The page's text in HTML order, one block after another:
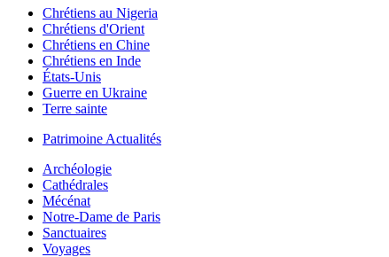
Chrétiens au Nigeria
Chrétiens d'Orient
Chrétiens en Chine
Chrétiens en Inde
États-Unis
Guerre en Ukraine
Terre sainte
Patrimoine Actualités
Archéologie
Cathédrales
Mécénat
Notre-Dame de Paris
Sanctuaires
Voyages